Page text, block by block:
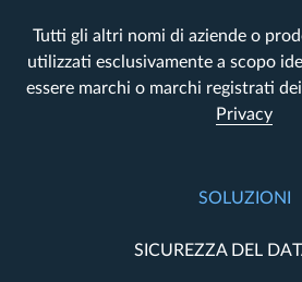
Tutti gli altri nomi di aziende o
utilizzati esclusivamente a scopo
essere marchi o marchi registrati
Privacy
SOLUZIONI
SICUREZZA DEL